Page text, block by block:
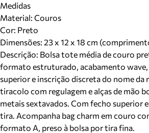
Medidas
Material: Couros
Cor: Preto
Dimensões: 23 x 12 x 18 cm
Descrição: Bolsa tote média de couro
formato estruturado, acabamento
superior e inscrição discreta do nome da
tiracolo com regulagem e alças de mão
metais sextavados. Com fecho superior
tira. Acompanha bag charm em couro
formato A, preso à bolsa por tira fina.